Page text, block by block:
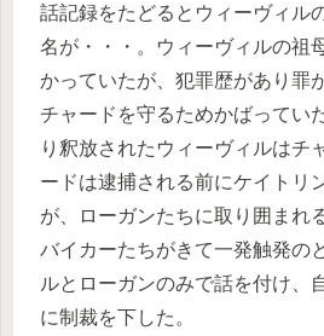
話記録をたどるとウィーヴィル
名が・・・。ウィーヴィルの祖
かっていたが、犯罪歴があり罪
チャードを守るためかばってい
り釈放されたウィーヴィルはチ
ードは逮捕される前にケイトリ
が、ローガンたちに取り囲まれ
バイカーたちがきて一発触発の
ルとローガンのみで話を付け、
に制裁を下した。